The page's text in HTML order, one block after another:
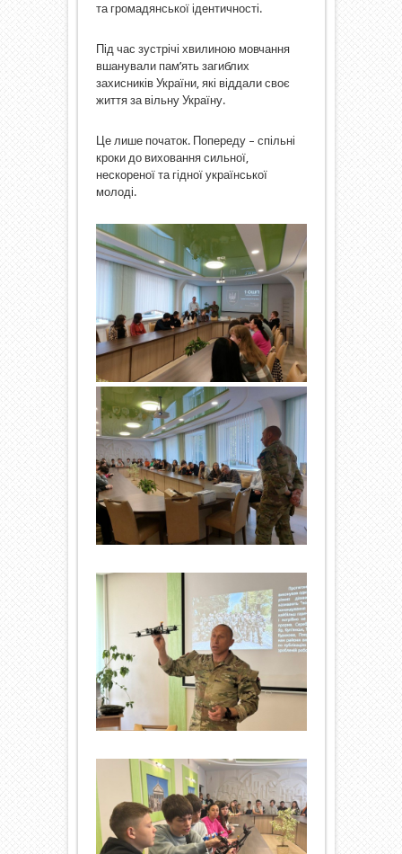
та громадянської ідентичності.
Під час зустрічі хвилиною мовчання
вшанували пам’ять загиблих
захисників України, які віддали своє
життя за вільну Україну.
Це лише початок. Попереду – спільні
кроки до виховання сильної,
нескореної та гідної української
молоді.